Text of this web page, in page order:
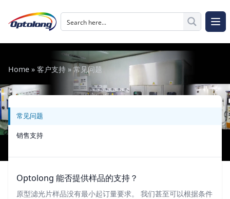
The Logo of Optolong Optics Co., Ltd.
打
Home » 客户支持 »常见问题
常见问题
销售支持
Optolong 能否提供样品的支持？
原型滤光片样品没有最小起订量要求。 我们甚至可以根据条件